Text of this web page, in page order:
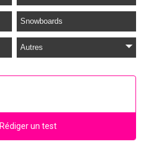
Snowboards
Autres
Rédiger un test